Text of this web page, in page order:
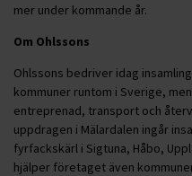
mer under kommande år.
Om Ohlssons
Ohlssons bedriver idag
kommuner runtom i Sverige,
entreprenad, transport och
uppdragen i Mälardalen ingår
fyrfackskärl i Sigtuna, Håbo,
hjälper företaget även